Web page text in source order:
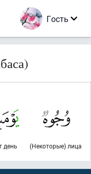
Гость
(Некоторые) лица
день